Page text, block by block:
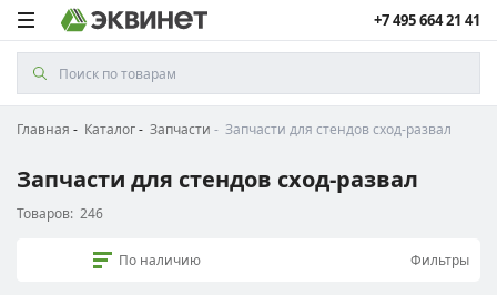
+7 495 664 21 41
Главная Каталог Запчасти Запчасти для стендов сход-развал
Запчасти для стендов сход-развал
Товаров: 246
По наличию Фильтры